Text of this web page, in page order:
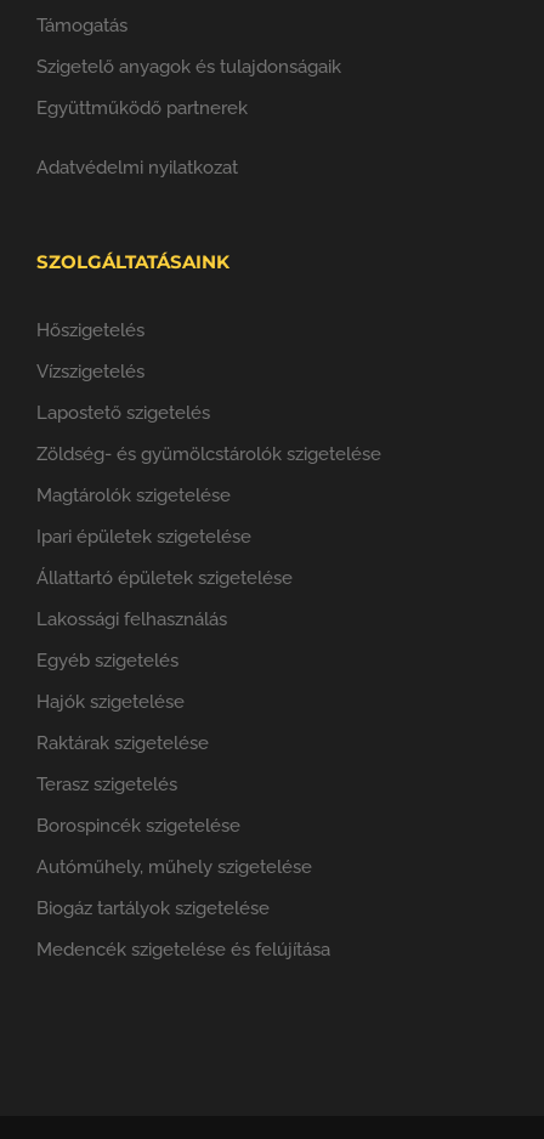
Támogatás
Szigetelő anyagok és tulajdonságaik
Együttműködő partnerek
Adatvédelmi nyilatkozat
SZOLGÁLTATÁSAINK
Hőszigetelés
Vízszigetelés
Lapostető szigetelés
Zöldség- és gyümölcstárolók szigetelése
Magtárolók szigetelése
Ipari épületek szigetelése
Állattartó épületek szigetelése
Lakossági felhasználás
Egyéb szigetelés
Hajók szigetelése
Raktárak szigetelése
Terasz szigetelés
Borospincék szigetelése
Autóműhely, műhely szigetelése
Biogáz tartályok szigetelése
Medencék szigetelése és felújítása